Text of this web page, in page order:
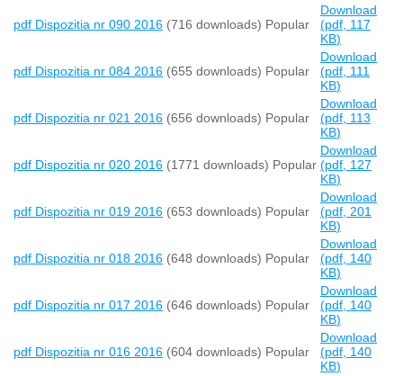
pdf Dispozitia nr 090 2016 (716 downloads) Popular
Download
(pdf, 117
KB)
pdf Dispozitia nr 084 2016 (655 downloads) Popular
Download
(pdf, 111
KB)
pdf Dispozitia nr 021 2016 (656 downloads) Popular
Download
(pdf, 113
KB)
pdf Dispozitia nr 020 2016 (1771 downloads) Popular
Download
(pdf, 127
KB)
pdf Dispozitia nr 019 2016 (653 downloads) Popular
Download
(pdf, 201
KB)
pdf Dispozitia nr 018 2016 (648 downloads) Popular
Download
(pdf, 140
KB)
pdf Dispozitia nr 017 2016 (646 downloads) Popular
Download
(pdf, 140
KB)
pdf Dispozitia nr 016 2016 (604 downloads) Popular
Download
(pdf, 140
KB)